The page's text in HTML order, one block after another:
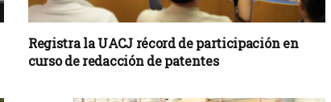
Registra la UACJ récord de participación en
curso de redacción de patentes